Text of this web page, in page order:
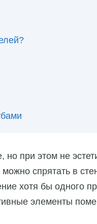
при этом не
спрятать в
хотя бы одного
элементы